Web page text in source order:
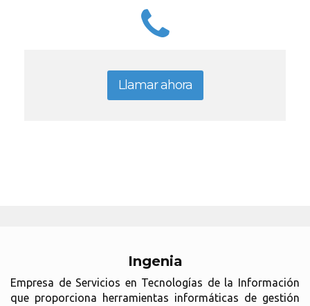
Llamar ahora
Ingenia
Empresa de Servicios en Tecnologías de la Información
que proporciona herramientas informáticas de gestión